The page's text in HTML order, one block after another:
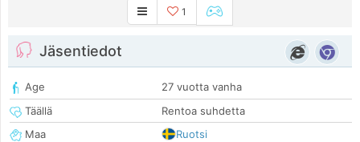
1
Jäsentiedot
Age
27 vuotta vanha
Täällä
Rentoa suhdetta
Maa
Ruotsi